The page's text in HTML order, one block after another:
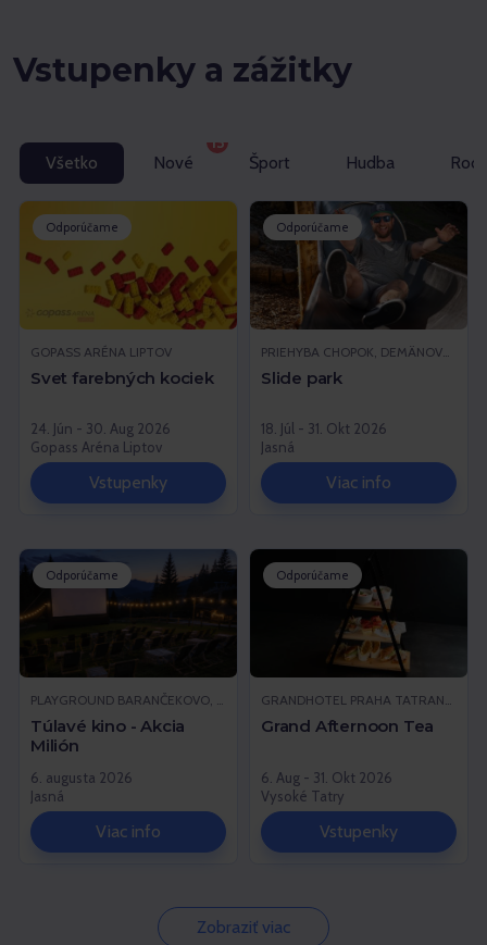
Vstupenky a zážitky
Všetko Nové
13
Šport Hudba
Odporúčame
GOPASS ARÉNA LIPTOV
Svet farebných kociek
24. Jún - 30. Aug 2026
Gopass Aréna Liptov
Vstupenky
Odporúčame
PRIEHYBA CHOPOK, DEMÄNOVSKÁ DOLINA
Slide park
18. Júl - 31. Okt 2026
Jasná
Viac info
Odporúčame
PLAYGROUND BARANČEKOVO, DEMÄNOVSKÁ DOLINA
Túlavé kino - Akcia
Milión
6. augusta 2026
Jasná
Viac info
Odporúčame
GRANDHOTEL PRAHA TATRANSKÁ LOMNICA, VYSOKÉ TATRY
Grand Afternoon Tea
6. Aug - 31. Okt 2026
Vysoké Tatry
Vstupenky
Zobraziť viac